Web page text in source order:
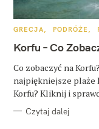
K
T
E
O
R
I
GRECJA PODRÓŻE
Korfu – Co
Co zobaczyć na
najpiękniejsze plaże
Korfu? Kliknij i
Czytaj dalej